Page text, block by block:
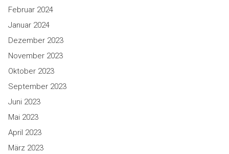
Februar 2024
Januar 2024
Dezember 2023
November 2023
Oktober 2023
September 2023
Juni 2023
Mai 2023
April 2023
März 2023